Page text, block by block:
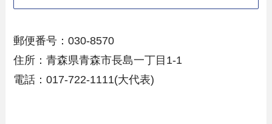
郵便番号：030-8570
住所：青森県青森市長島一丁目1-1
電話：017-722-1111(大代表)